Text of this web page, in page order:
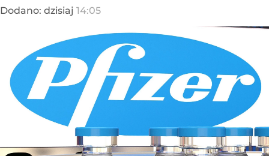
Dodano: dzisiaj 14:05